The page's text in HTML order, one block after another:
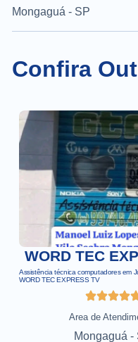
Mongaguá - SP
Confira
WORD TEC
Assistência técnica computadores em
WORD TEC EXPRESS TV
Area de
Mongaguá -